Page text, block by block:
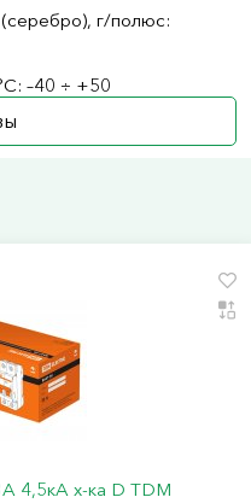
г/полюс:
–40 ÷ +50
4,5кА х-ка D TDM